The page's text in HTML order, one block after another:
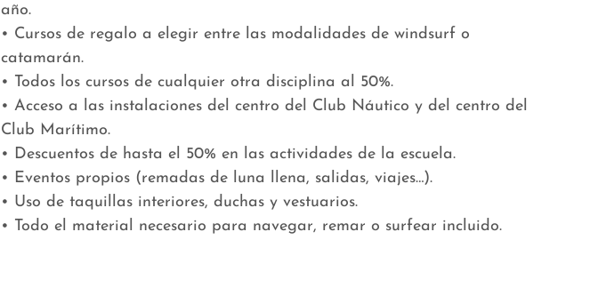
año.
• Cursos de regalo a elegir entre las modalidades de windsurf o
catamarán.
• Todos los cursos de cualquier otra disciplina al 50%.
• Acceso a las instalaciones del centro del Club Náutico y del centro del
Club Marítimo.
• Descuentos de hasta el 50% en las actividades de la escuela.
• Eventos propios (remadas de luna llena, salidas, viajes…).
• Uso de taquillas interiores, duchas y vestuarios.
• Todo el material necesario para navegar, remar o surfear incluido.